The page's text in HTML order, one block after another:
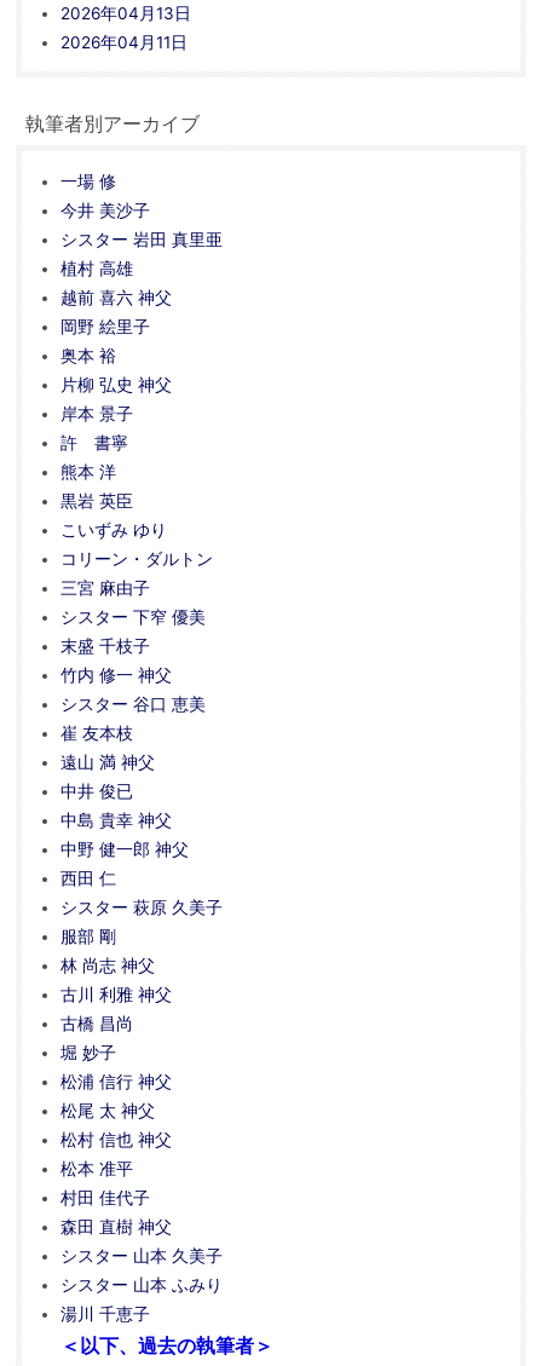
2026年04月13日
2026年04月11日
執筆者別アーカイブ
一場 修
今井 美沙子
シスター 岩田 真里亜
植村 高雄
越前 喜六 神父
岡野 絵里子
奥本 裕
片柳 弘史 神父
岸本 景子
許 書寧
熊本 洋
黒岩 英臣
こいずみ ゆり
コリーン・ダルトン
三宮 麻由子
シスター 下窄 優美
末盛 千枝子
竹内 修一 神父
シスター 谷口 恵美
崔 友本枝
遠山 満 神父
中井 俊已
中島 貴幸 神父
中野 健一郎 神父
西田 仁
シスター 萩原 久美子
服部 剛
林 尚志 神父
古川 利雅 神父
古橋 昌尚
堀 妙子
松浦 信行 神父
松尾 太 神父
松村 信也 神父
松本 准平
村田 佳代子
森田 直樹 神父
シスター 山本 久美子
シスター 山本 ふみり
湯川 千恵子
＜以下、過去の執筆者＞